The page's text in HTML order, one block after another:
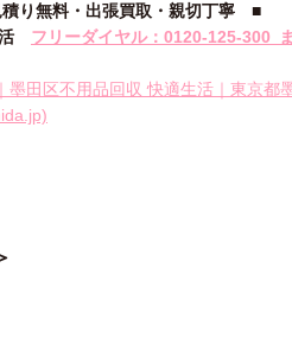
り無料・出張買取・親切丁寧 ■
フリーダイヤル：0120-125‐300
｜墨田区不用品回収 快適生活｜東京